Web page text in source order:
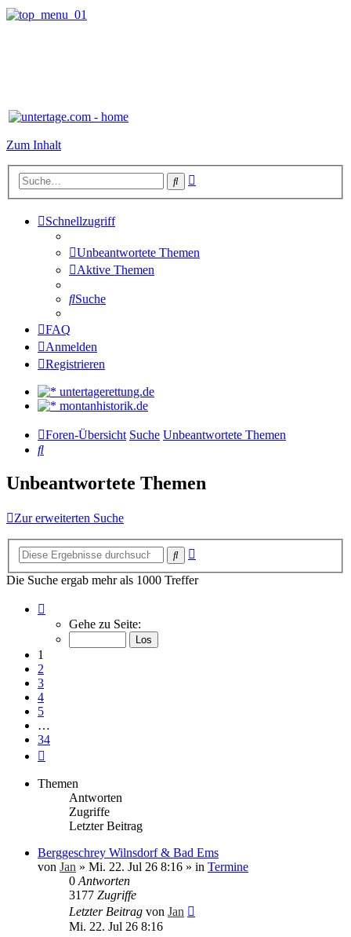
Zum Inhalt
Suche
Schnellzugriff
Unbeantwortete Themen
Aktive Themen
Suche
FAQ
Anmelden
Registrieren
untertagerettung.de
montanhistorik.de
Foren-Übersicht Suche Unbeantwortete Themen
Suche
Unbeantwortete Themen
Zur erweiterten Suche
Suche
Die Suche ergab mehr als 1000 Treffer
von
Gehe zu Seite:
1
2
3
4
5
…
34
Themen
Antworten
Zugriffe
Letzter Beitrag
Berggeschrey Wilnsdorf & Bad Ems
von Jan » Mi. 22. Jul 26 8:16 » in Termine
0 Antworten
3177 Zugriffe
Letzter Beitrag von Jan
Mi. 22. Jul 26 8:16